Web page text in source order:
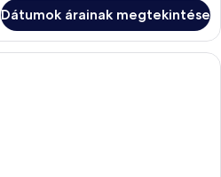
Dátumok árainak megtekintése
Széf a szobában, íróasztal,